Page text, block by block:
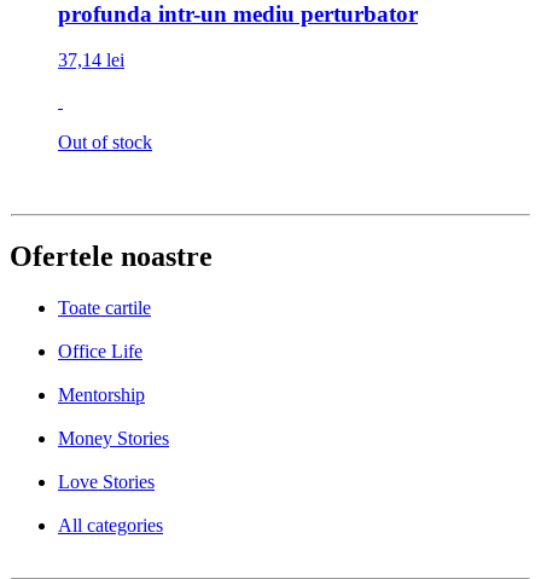
profunda intr-un mediu perturbator
37,14 lei
Out of stock
Ofertele noastre
Toate cartile
Office Life
Mentorship
Money Stories
Love Stories
All categories